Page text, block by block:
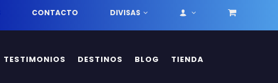
CONTACTO DIVISAS
TESTIMONIOS DESTINOS BLOG TIENDA